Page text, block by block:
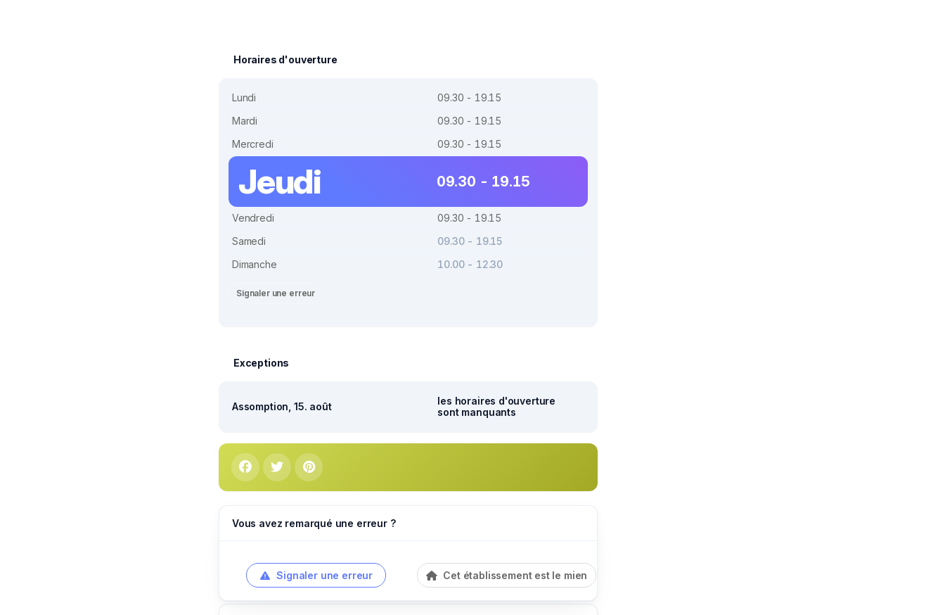
Horaires d'ouverture
Lundi
09.30 - 19.15
Mardi
09.30 - 19.15
Mercredi
09.30 - 19.15
Jeudi 09.30 - 19.15
Vendredi
09.30 - 19.15
Samedi
09.30 - 19.15
Dimanche
10.00 - 12.30
Signaler une erreur
Exceptions
Assomption, 15. août
les horaires d'ouverture
sont manquants
Vous avez remarqué une erreur ?
Signaler une erreur Cet établissement est le mien